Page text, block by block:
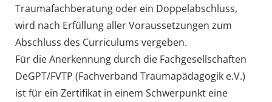
Traumafachberatung oder ein Doppelabschluss,
wird nach Erfüllung aller Voraussetzungen zum
Abschluss des Curriculums vergeben.
Für die Anerkennung durch die Fachgesellschaften
DeGPT/FVTP (Fachverband Traumapädagogik e.V.)
ist für ein Zertifikat in einem Schwerpunkt eine